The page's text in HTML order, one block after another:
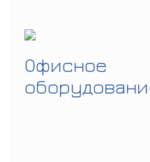
Офисное